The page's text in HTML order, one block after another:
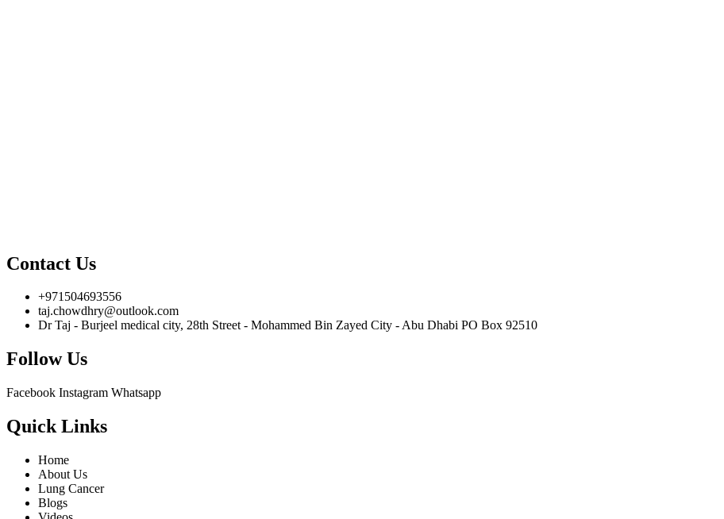
Contact Us
+971504693556
taj.chowdhry@outlook.com
Dr Taj - Burjeel medical city, 28th Street - Mohammed Bin Zayed City - Abu Dhabi PO Box 92510
Follow Us
Facebook Instagram Whatsapp
Quick Links
Home
About Us
Lung Cancer
Blogs